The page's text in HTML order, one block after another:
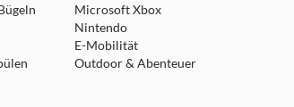
Microsoft Xbox
Nintendo
E-Mobilität
Outdoor & Abenteuer